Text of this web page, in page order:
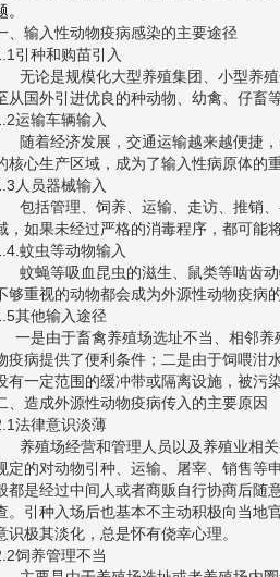
。
、输入性动物疫病感染的主要途径
引种和购苗引入
无论是规模化大型养殖集团、小型养殖
从国外引进优良的种动物、幼禽、仔畜
运输车辆输入
随着经济发展，交通运输越来越便捷，
核心生产区域，成为了输入性病原体的
人员器械输入
包括管理、饲养、运输、走访、推销、
，如果未经过严格的消毒程序，都可能
蚊虫等动物输入
蚊蝇等吸血昆虫的滋生、鼠类等啮齿动
够重视的动物都会成为外源性动物疫病
其他输入途径
一是由于畜禽养殖场选址不当、相邻养
疫病提供了便利条件；二是由于饲喂泔
有一定范围的缓冲带或隔离设施，被污
、造成外源性动物疫病传入的主要原因
法律意识淡薄
养殖场经营和管理人员以及养殖业相关
定的对动物引种、运输、屠宰、销售等
都是经过中间人或者商贩自行协商后随
。引种入场后也基本不主动积极向当地
识极其淡化，总是怀有侥幸心理。
饲养管理不当